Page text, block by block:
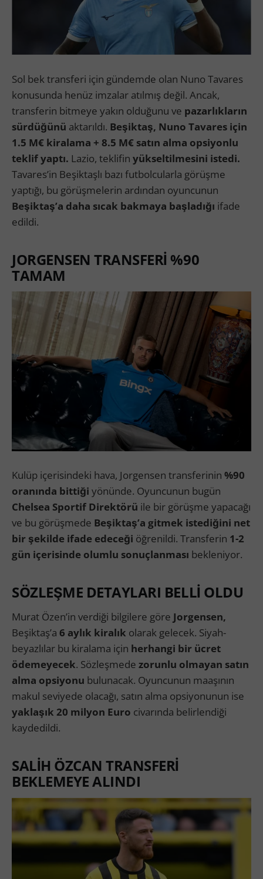
Sol bek transferi için gündemde olan Nuno Tavares
konusunda henüz imzalar atılmış değil. Ancak,
transferin bitmeye yakın olduğunu ve pazarlıkların
sürdüğünü aktarıldı. Beşiktaş, Nuno Tavares için
1.5 M€ kiralama + 8.5 M€ satın alma opsiyonlu
teklif yaptı. Lazio, teklifin yükseltilmesini istedi.
Tavares’in Beşiktaşlı bazı futbolcularla görüşme
yaptığı, bu görüşmelerin ardından oyuncunun
Beşiktaş’a daha sıcak bakmaya başladığı ifade
edildi.
JORGENSEN TRANSFERİ %90
TAMAM
Kulüp içerisindeki hava, Jorgensen transferinin %90
oranında bittiği yönünde. Oyuncunun bugün
Chelsea Sportif Direktörü ile bir görüşme yapacağı
ve bu görüşmede Beşiktaş’a gitmek istediğini net
bir şekilde ifade edeceği öğrenildi. Transferin 1-2
gün içerisinde olumlu sonuçlanması bekleniyor.
SÖZLEŞME DETAYLARI BELLİ OLDU
Murat Özen’in verdiği bilgilere göre Jorgensen,
Beşiktaş’a 6 aylık kiralık olarak gelecek. Siyah-
beyazlılar bu kiralama için herhangi bir ücret
ödemeyecek. Sözleşmede zorunlu olmayan satın
alma opsiyonu bulunacak. Oyuncunun maaşının
makul seviyede olacağı, satın alma opsiyonunun ise
yaklaşık 20 milyon Euro civarında belirlendiği
kaydedildi.
SALİH ÖZCAN TRANSFERİ
BEKLEMEYE ALINDI